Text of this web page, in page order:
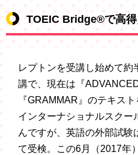
TOEIC Bridge®で高得
レプトンを受講し始めて約
講で、現在は『
『GRAMMAR』のテキス
インターナショナルスクー
んですが、英語の外部試験
て受検。この6月（2017年